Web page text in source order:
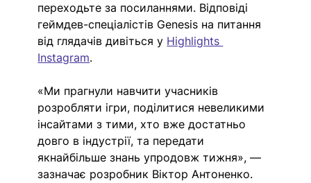
переходьте за посиланнями. Відповіді
геймдев-спеціалістів Genesis на питання
від глядачів дивіться у Highlights
Instagram.
«Ми прагнули навчити учасників
розробляти ігри, поділитися невеликими
інсайтами з тими, хто вже достатньо
довго в індустрії, та передати
якнайбільше знань упродовж тижня», —
зазначає розробник Віктор Антоненко.